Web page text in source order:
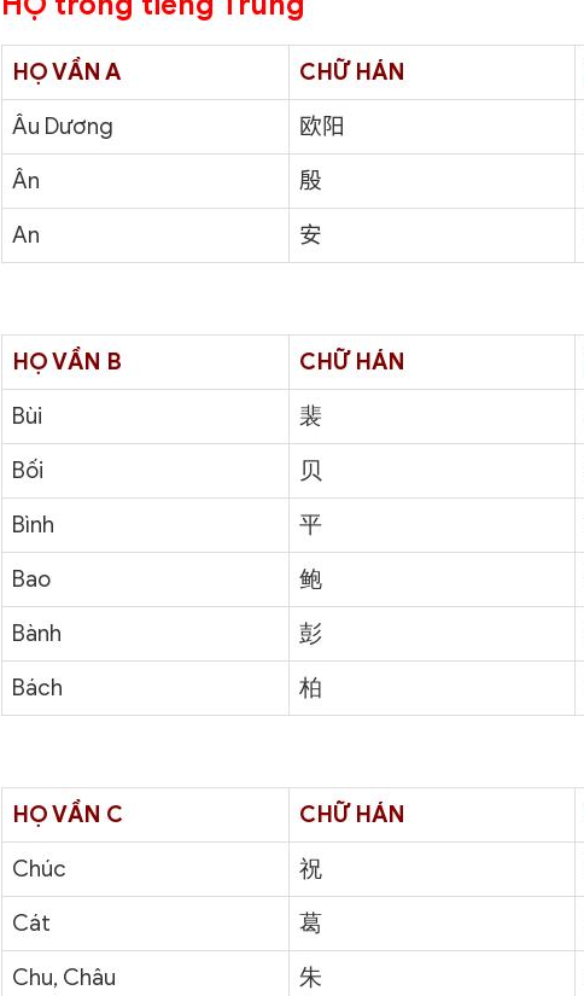
HỌ VẦN A CHỮ HÁN
Âu Dương
欧阳
Ân
殷
An
安
HỌ VẦN B CHỮ HÁN
Bùi
裴
Bối
贝
Bình
平
Bao
鲍
Bành
彭
Bách
柏
HỌ VẦN C CHỮ HÁN
Chúc
祝
Cát
葛
Chu, Châu
朱